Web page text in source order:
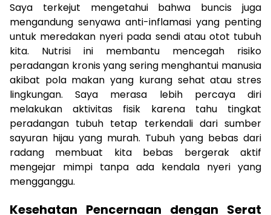
Saya terkejut mengetahui bahwa buncis juga
mengandung senyawa anti-inflamasi yang penting
untuk meredakan nyeri pada sendi atau otot tubuh
kita. Nutrisi ini membantu mencegah risiko
peradangan kronis yang sering menghantui manusia
akibat pola makan yang kurang sehat atau stres
lingkungan. Saya merasa lebih percaya diri
melakukan aktivitas fisik karena tahu tingkat
peradangan tubuh tetap terkendali dari sumber
sayuran hijau yang murah. Tubuh yang bebas dari
radang membuat kita bebas bergerak aktif
mengejar mimpi tanpa ada kendala nyeri yang
mengganggu.
Kesehatan Pencernaan dengan Serat